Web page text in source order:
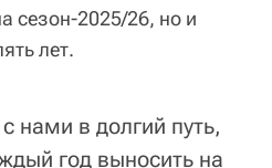
сезон-2025/26, но и
лет.
нами в долгий путь,
год выносить на